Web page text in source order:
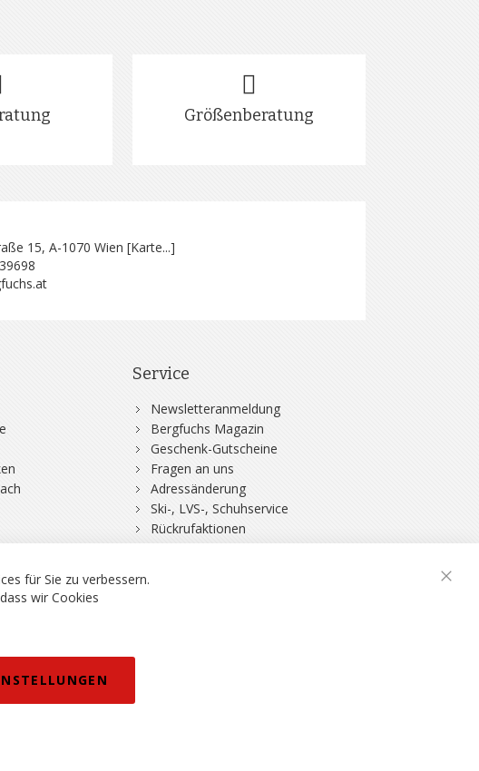
Größenberatung
15, A-1070 Wien [Karte...]
Service
Newsletteranmeldung
Bergfuchs Magazin
Geschenk-Gutscheine
Fragen an uns
Adressänderung
Ski-, LVS-, Schuhservice
Rückrufaktionen
DSV-Skiversicherung
und Preisänderungen vorbehalten.